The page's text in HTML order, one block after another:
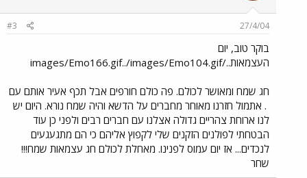
27/4/04
#3
בוקר טוב, יום
העצמאות../images/Emo166.gif../images/Emo104.gif
חג שמח ומאושר לכולם. פה כולם חורפים אבל תכף אעיר אותם עם
. אתמול חזרנו מאוחר מחברים על הדשא והיה שמח נורא. היום יש
לנו ארוחת צהריים גדולה אצלנו עם חברים רבים ולפני כן עוד
הבטחתי לפולנים הזקנים שלי לקפוץ אליהם כי הם מתגעגעים
לנכדים... אז יום עמוס לפנינו. מאחלת לכולם חג עצמאות שמח!!!
שחר